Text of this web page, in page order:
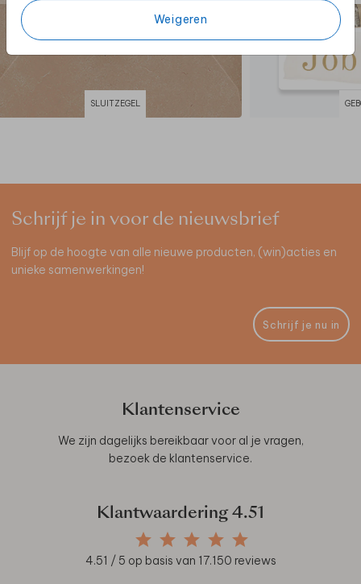
Weigeren
SLUITZEGEL
Schrijf je in voor de nieuwsbrief
Blijf op de hoogte van alle nieuwe producten, (win)acties en
unieke samenwerkingen!
Schrijf je nu in
Klantenservice
We zijn dagelijks bereikbaar voor al je vragen,
bezoek de klantenservice.
Klantwaardering 4.51
4.51 / 5 op basis van 17.150 reviews